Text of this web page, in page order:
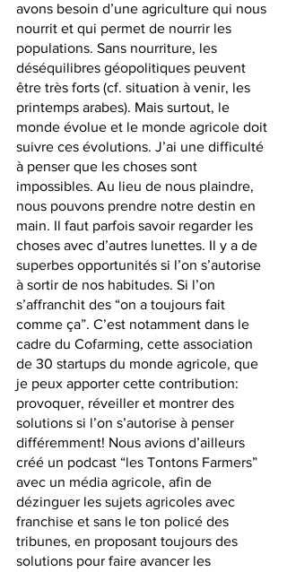
avons besoin d’une agriculture qui nous
nourrit et qui permet de nourrir les
populations. Sans nourriture, les
déséquilibres géopolitiques peuvent
être très forts (cf. situation à venir, les
printemps arabes). Mais surtout, le
monde évolue et le monde agricole doit
suivre ces évolutions. J’ai une difficulté
à penser que les choses sont
impossibles. Au lieu de nous plaindre,
nous pouvons prendre notre destin en
main. Il faut parfois savoir regarder les
choses avec d’autres lunettes. Il y a de
superbes opportunités si l’on s’autorise
à sortir de nos habitudes. Si l’on
s’affranchit des “on a toujours fait
comme ça”. C’est notamment dans le
cadre du Cofarming, cette association
de 30 startups du monde agricole, que
je peux apporter cette contribution:
provoquer, réveiller et montrer des
solutions si l’on s’autorise à penser
différemment! Nous avions d’ailleurs
créé un podcast “les Tontons Farmers”
avec un média agricole, afin de
dézinguer les sujets agricoles avec
franchise et sans le ton policé des
tribunes, en proposant toujours des
solutions pour faire avancer les